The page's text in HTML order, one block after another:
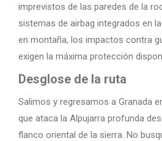
imprevistos de las paredes de la
sistemas de airbag integrados en
en montaña, los impactos contra
exigen la máxima protección
Desglose de la ruta
Salimos y regresamos a Granada
que ataca la Alpujarra profunda
flanco oriental de la sierra. No